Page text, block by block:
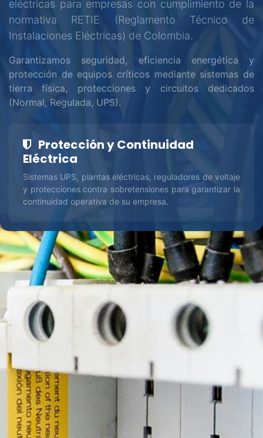
eléctricas para empresas con cumplimiento de la
normativa RETIE (Reglamento Técnico de
Instalaciones Eléctricas) de Colombia.
Garantizamos seguridad, eficiencia energética y
protección de equipos críticos mediante sistemas de
tierra física, protecciones y circuitos dedicados
(Normal, Regulada, UPS).
Protección y Continuidad
Eléctrica
Sistemas UPS, plantas eléctricas, reguladores de voltaje
y protecciones contra sobretensiones para garantizar la
continuidad operativa de su empresa.